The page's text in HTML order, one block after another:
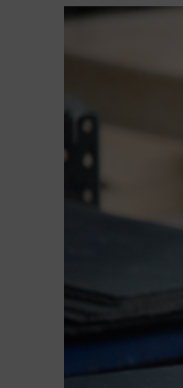
Ver
más